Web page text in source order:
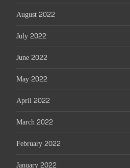
August 2022
July 2022
June 2022
May 2022
April 2022
March 2022
February 2022
January 2022